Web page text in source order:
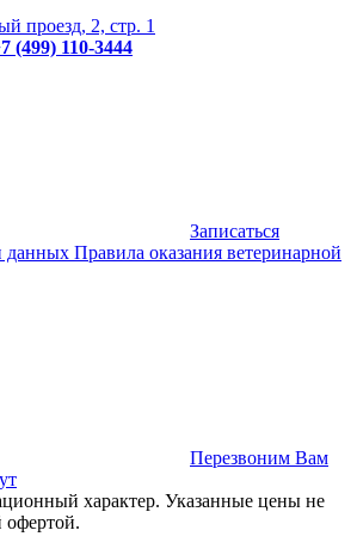
проезд, 2, стр. 1
(499) 110-3444
Записаться
данных Правила оказания ветеринарной
Перезвоним Вам
характер. Указанные цены не
офертой.